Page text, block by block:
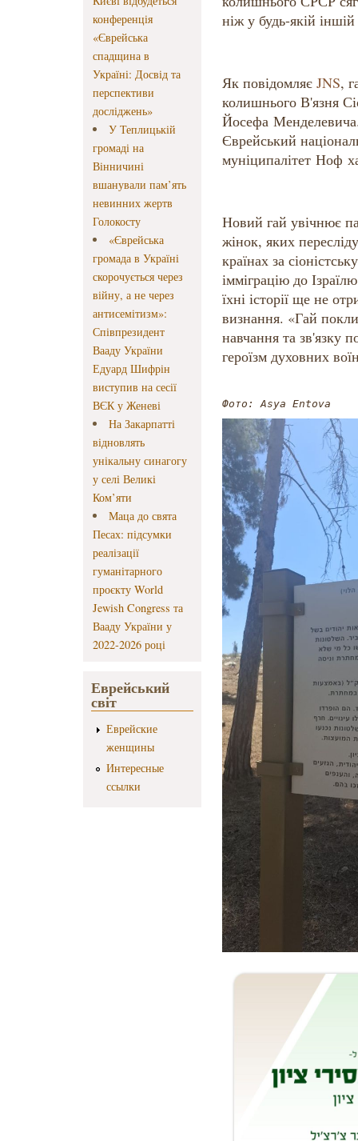
конференція
«Єврейська
спадщина в
Україні: Досвід та
перспективи
досліджень»
У Теплицькій
громаді на
Вінничині
вшанували пам’ять
невинних жертв
Голокосту
«Єврейська
громада в Україні
скорочується через
війну, а не через
антисемітизм»:
Співпрезидент
Вааду України
Едуард Шифрін
виступив на сесії
ВЄК у Женеві
На Закарпатті
відновлять
унікальну синагогу
у селі Великі
Ком’яти
Маца до свята
Песах: підсумки
реалізації
гуманітарного
проєкту World
Jewish Congress та
Вааду України у
2022-2026 році
Еврейський
світ
Еврейские
женщины
Интересные
ссылки
ніж у будь-якій іншій
Як повідомляє JNS,
колишнього В'язня
Йосефа
Єврейський
муніципалітет Ноф
Новий гай увічнює
жінок, яких
країнах за
імміграцію до
їхні історії ще не
визнання. «Гай
навчання та зв'язку
героїзм духовних
Фото: Asya Entova